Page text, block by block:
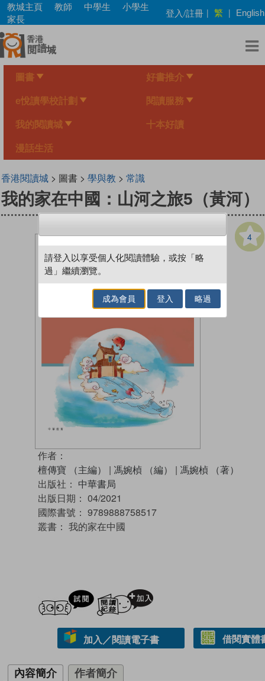
Skip
main
content
教城主頁 教師 中學生
小學生
家長
登入/註冊 | 繁 | English
圖書 好書推介
e悅讀學校計劃 閱讀服務
我的閱讀城 十本好讀
漫話生活
香港閱讀城> 圖書 > 學與教 > 常識
我的家在中國：山河之旅5（黃河）
4
作者：
檀傳寶 （主編）
| 馮婉楨 （編） | 馮婉楨 （著）
出版社： 中華書局
出版日期： 04/2021
國際書號： 9789888758517
叢書： 我的家在中國
試閲
加入／閱讀電子書 借閱實體
內容簡介 作者簡介
請登入以享受個人化閱讀體驗，或按「略
過」繼續瀏覽。
成為會員 登入 略過